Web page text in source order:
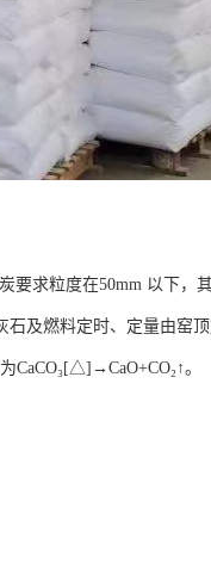
要求粒度在50mm 以下，
及燃料定时、定量由窑
CaCO₃[△]→CaO+CO₂↑。